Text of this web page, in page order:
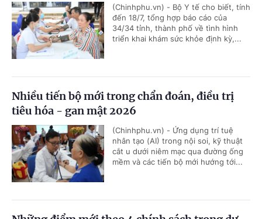
(Chinhphu.vn) - Bộ Y tế cho biết, tính
đến 18/7, tổng hợp báo cáo của
34/34 tỉnh, thành phố về tình hình
triển khai khám sức khỏe định kỳ,...
Nhiều tiến bộ mới trong chẩn đoán, điều trị
tiêu hóa - gan mật 2026
(Chinhphu.vn) - Ứng dụng trí tuệ
nhân tạo (AI) trong nội soi, kỹ thuật
cắt u dưới niêm mạc qua đường ống
mềm và các tiến bộ mới hướng tới...